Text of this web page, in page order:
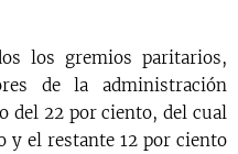
los gremios paritarios,
de la administración
del 22 por ciento, del cual
y el restante 12 por ciento